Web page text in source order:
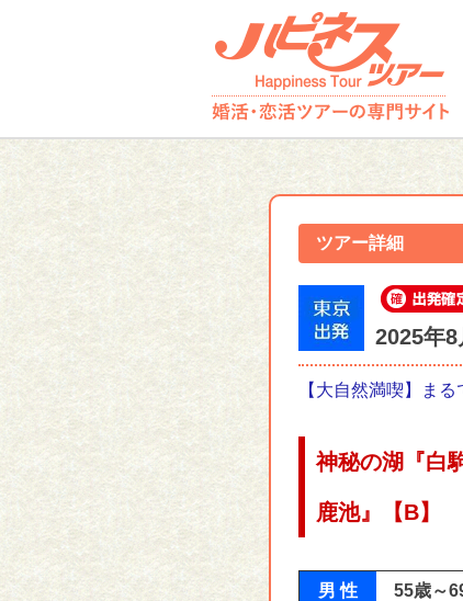
ツアー詳細
2025年
【大自然満喫】ま
神秘の湖『白
鹿池』【B】
男 性 55歳～